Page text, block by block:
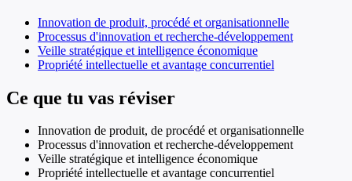
Innovation de produit, procédé et organisationnelle
Processus d'innovation et recherche-développement
Veille stratégique et intelligence économique
Propriété intellectuelle et avantage concurrentiel
Ce que tu vas réviser
Innovation de produit, de procédé et organisationnelle
Processus d'innovation et recherche-développement
Veille stratégique et intelligence économique
Propriété intellectuelle et avantage concurrentiel